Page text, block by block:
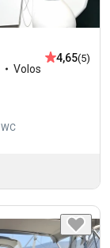
Volos
4,65(5)
WC